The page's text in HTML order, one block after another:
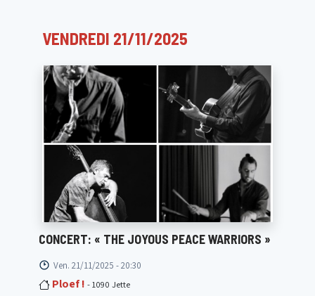
VENDREDI 21/11/2025
CONCERT: « THE JOYOUS PEACE WARRIORS »
Ven. 21/11/2025 - 20:30
Ploef ! - 1090 Jette